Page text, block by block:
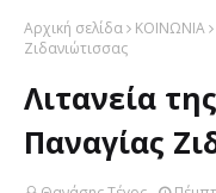
Αρχική σελίδα ΚΟΙΝΩΝΙΑ
Ζιδανιώτισσας
Λιτανεία
Παναγίας